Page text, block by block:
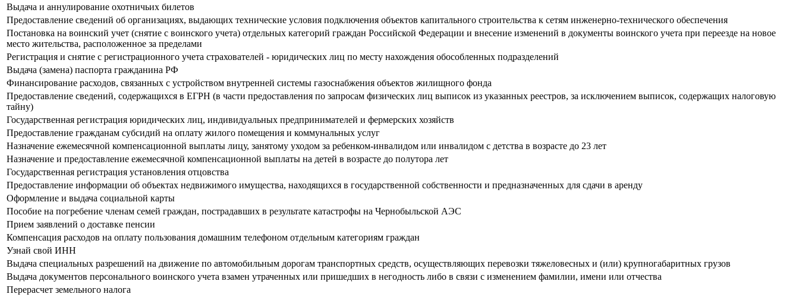
Выдача и аннулирование охотничьих билетов
Предоставление сведений об организациях, выдающих технические условия подключения объектов капитального строительства к сетям инженерно-технического обеспечения
Постановка на воинский учет (снятие с воинского учета) отдельных категорий граждан Российской Федерации и внесение изменений в документы воинского учета при переезде на новое
место жительства, расположенное за пределами
Регистрация и снятие с регистрационного учета страхователей - юридических лиц по месту нахождения обособленных подразделений
Выдача (замена) паспорта гражданина РФ
Финансирование расходов, связанных с устройством внутренней системы газоснабжения объектов жилищного фонда
Предоставление сведений, содержащихся в ЕГРН (в части предоставления по запросам физических лиц выписок из указанных реестров, за исключением выписок, содержащих налоговую
тайну)
Государственная регистрация юридических лиц, индивидуальных предпринимателей и фермерских хозяйств
Предоставление гражданам субсидий на оплату жилого помещения и коммунальных услуг
Назначение ежемесячной компенсационной выплаты лицу, занятому уходом за ребенком-инвалидом или инвалидом с детства в возрасте до 23 лет
Назначение и предоставление ежемесячной компенсационной выплаты на детей в возрасте до полутора лет
Государственная регистрация установления отцовства
Предоставление информации об объектах недвижимого имущества, находящихся в государственной собственности и предназначенных для сдачи в аренду
Оформление и выдача социальной карты
Пособие на погребение членам семей граждан, пострадавших в результате катастрофы на Чернобыльской АЭС
Прием заявлений о доставке пенсии
Компенсация расходов на оплату пользования домашним телефоном отдельным категориям граждан
Узнай свой ИНН
Выдача специальных разрешений на движение по автомобильным дорогам транспортных средств, осуществляющих перевозки тяжеловесных и (или) крупногабаритных грузов
Выдача документов персонального воинского учета взамен утраченных или пришедших в негодность либо в связи с изменением фамилии, имени или отчества
Перерасчет земельного налога